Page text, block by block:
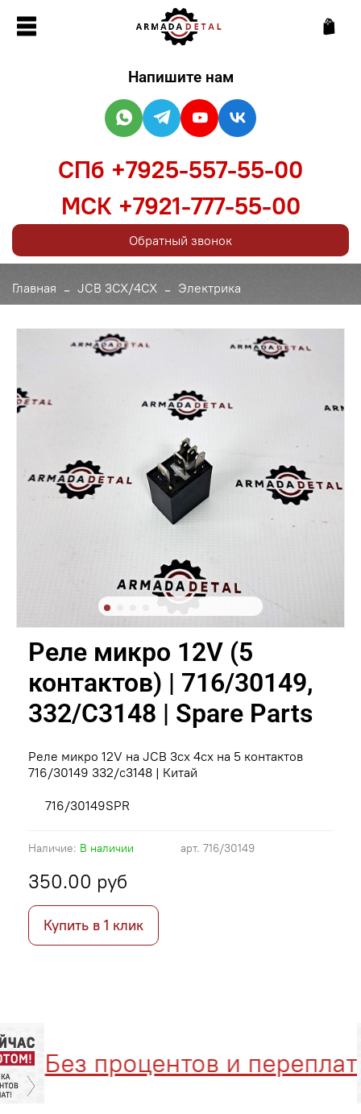
Главная JCB 3CX/4CX Электрика
арт. 716/30149
Наличие: В наличии
Реле микро 12V (5
контактов) | 716/30149,
332/C3148 | Spare Parts
350.00 руб
Купить в 1 клик
Реле микро 12V на JCB 3cx 4cx на 5 контактов
716/30149 332/c3148 | Китай
716/30149SPR
Без процентов и переплат
Напишите нам
СПб +7925-557-55-00
МСК +7921-777-55-00
Обратный звонок